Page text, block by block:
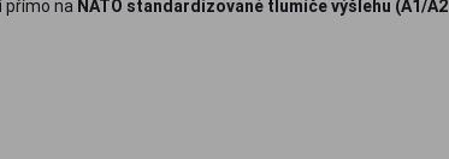
přímo na NATO standardizované tlumiče výšlehu (A1/A2